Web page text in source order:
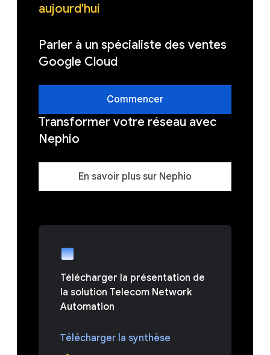
aujourd'hui
Parler à un spécialiste des ventes
Google Cloud
Commencer
Transformer votre réseau avec
Nephio
En savoir plus sur Nephio
Télécharger la présentation de
la solution Telecom Network
Automation
Télécharger la synthèse